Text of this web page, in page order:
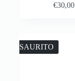
€30,00
ESAURITO